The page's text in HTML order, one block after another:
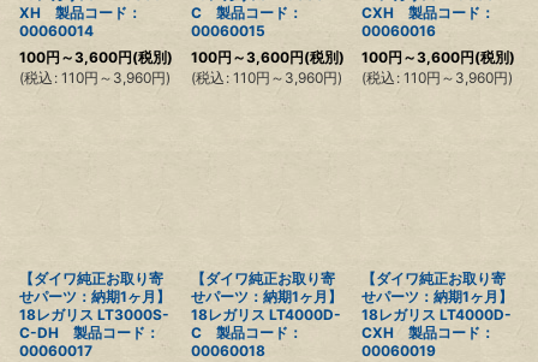
XH 製品コード：
00060014
100円 ～3,600円(税別)
(税込 : 110円 ～3,960円)
C 製品コード：
00060015
100円 ～3,600円(税別)
(税込 : 110円 ～3,960円)
CXH 製品コード：
00060016
100円 ～3,600円(税別)
(税込 : 110円 ～3,960円)
【ダイワ純正お取り寄
せパーツ：納期1ヶ月】
18レガリス LT3000S-
C-DH 製品コード：
00060017
【ダイワ純正お取り寄
せパーツ：納期1ヶ月】
18レガリス LT4000D-
C 製品コード：
00060018
【ダイワ純正お取り寄
せパーツ：納期1ヶ月】
18レガリス LT4000D-
CXH 製品コード：
00060019